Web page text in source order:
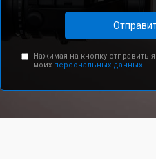
Нажимая на кнопку отправить
моих персональных данных.